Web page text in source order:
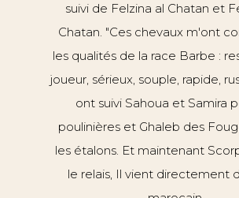
suivi de Felzina al Chatan et
Chatan. "Ces chevaux m'ont
les qualités de la race Barbe :
joueur, sérieux, souple, rapide,
ont suivi Sahoua et Samira
poulinières et Ghaleb des
les étalons. Et maintenant
le relais, Il vient directement